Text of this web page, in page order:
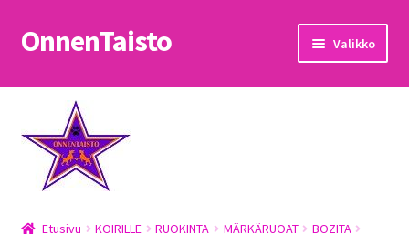
Siirry
navigointiin
Siirry
sisältöön
OnnenTaisto Valikko
Etusivu
Kassa
Oma tili
Etusivu KOIRILLE RUOKINTA MÄRKÄRUOAT
BOZITA